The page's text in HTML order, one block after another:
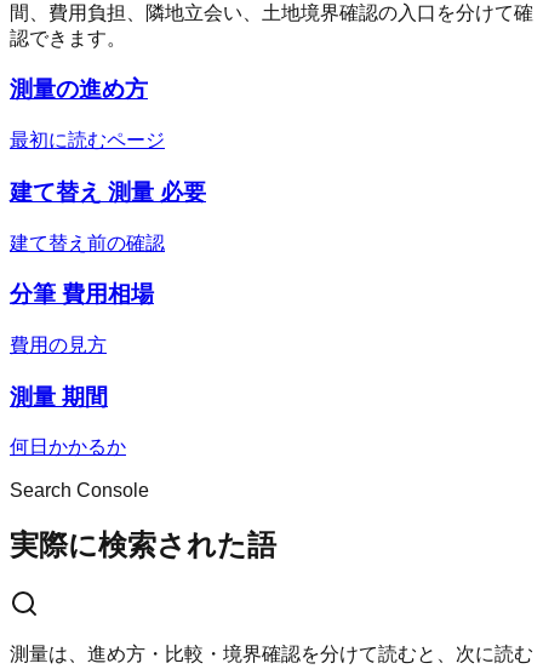
間、費用負担、隣地立会い、土地境界確認の入口を分けて確
認できます。
測量の進め方
最初に読むページ
建て替え 測量 必要
建て替え前の確認
分筆 費用相場
費用の見方
測量 期間
何日かかるか
Search Console
実際に検索された語
測量は、進め方・比較・境界確認を分けて読むと、次に読む